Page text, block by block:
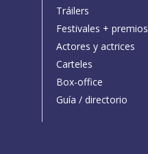
Tráilers
Festivales + premios
Actores y actrices
Carteles
Box-office
Guía / directorio